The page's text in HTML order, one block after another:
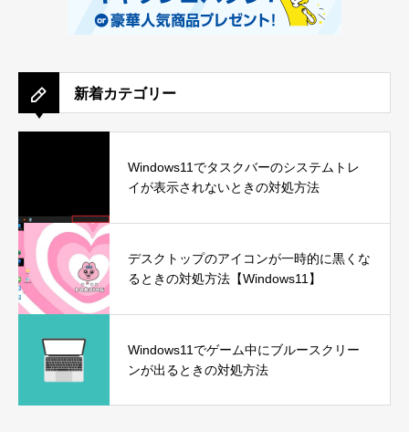
新着カテゴリー
Windows11でタスクバーのシステムトレ
イが表示されないときの対処方法
デスクトップのアイコンが一時的に黒くな
るときの対処方法【Windows11】
Windows11でゲーム中にブルースクリー
ンが出るときの対処方法